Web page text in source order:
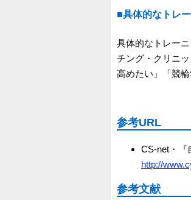
■具体的なトレ
具体的なトレー
チング・クリニ
高めたい」「競
参考URL
CS-net・『
http://
参考文献